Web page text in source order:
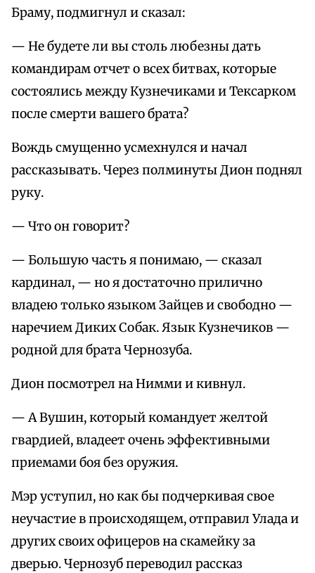
Браму, подмигнул и сказал:
— Не будете ли вы столь любезны дать
командирам отчет о всех битвах, которые
состоялись между Кузнечиками и Тексарком
после смерти вашего брата?
Вождь смущенно усмехнулся и начал
рассказывать. Через полминуты Дион поднял
руку.
— Что он говорит?
— Большую часть я понимаю, — сказал
кардинал, — но я достаточно прилично
владею только языком Зайцев и свободно —
наречием Диких Собак. Язык Кузнечиков —
родной для брата Чернозуба.
Дион посмотрел на Нимми и кивнул.
— А Вушин, который командует желтой
гвардией, владеет очень эффективными
приемами боя без оружия.
Мэр уступил, но как бы подчеркивая свое
неучастие в происходящем, отправил Улада и
других своих офицеров на скамейку за
дверью. Чернозуб переводил рассказ